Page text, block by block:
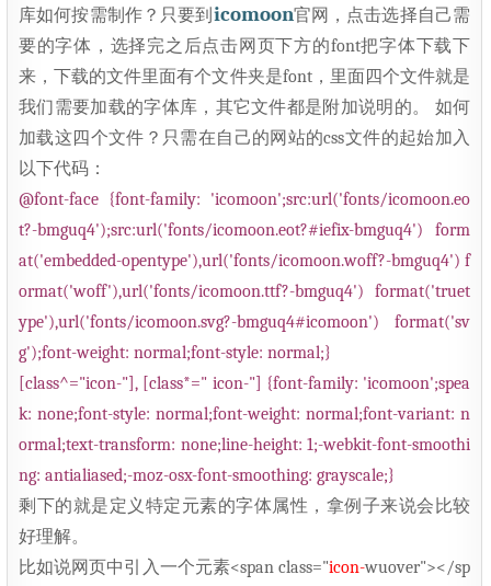
库如何按需制作？只要到 icomoon官网，点击选择自己需
要的字体，选择完之后点击网页下方的font把字体下载下
来，下载的文件里面有个文件夹是font，里面四个文件就是
我们需要加载的字体库，其它文件都是附加说明的。 如何
加载这四个文件？只需在自己的网站的css文件的起始加入
以下代码：
@font-face {font-family: 'icomoon';src:url('fonts/icomoon.eo
t?-bmguq4');src:url('fonts/icomoon.eot?#iefix-bmguq4') form
at('embedded-opentype'),url('fonts/icomoon.woff?-bmguq4') f
ormat('woff'),url('fonts/icomoon.ttf?-bmguq4') format('truet
ype'),url('fonts/icomoon.svg?-bmguq4#icomoon') format('sv
g');font-weight: normal;font-style: normal;}
[class^="icon-"], [class*=" icon-"] {font-family: 'icomoon';spea
k: none;font-style: normal;font-weight: normal;font-variant: n
ormal;text-transform: none;line-height: 1;-webkit-font-smoothi
ng: antialiased;-moz-osx-font-smoothing: grayscale;}
剩下的就是定义特定元素的字体属性，拿例子来说会比较
好理解。
比如说网页中引入一个元素<span class="icon-wuover"></sp